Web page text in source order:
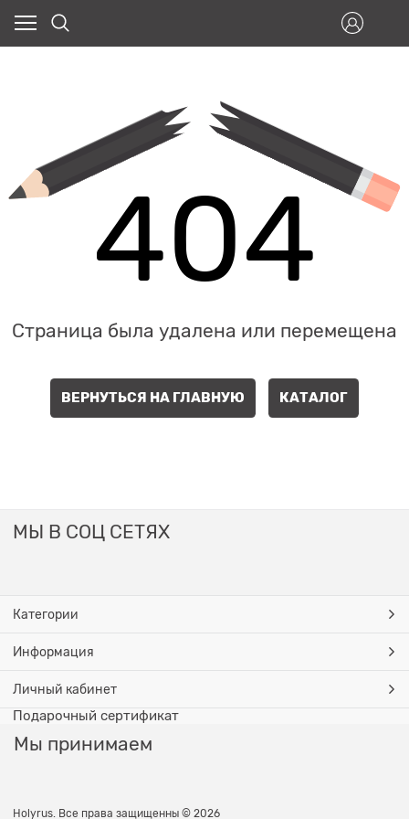
404
Страница была удалена или перемещена
ВЕРНУТЬСЯ НА ГЛАВНУЮ КАТАЛОГ
МЫ В СОЦ СЕТЯХ
Категории
Информация
Личный кабинет
Подарочный сертификат
Мы принимаем
Holyrus. Все права защищенны © 2026